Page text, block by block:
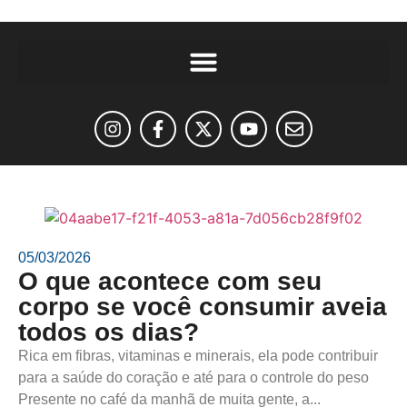
05/03/2026
O que acontece com seu
corpo se você consumir aveia
todos os dias?
Rica em fibras, vitaminas e minerais, ela pode contribuir
para a saúde do coração e até para o controle do peso
Presente no café da manhã de muita gente, a...